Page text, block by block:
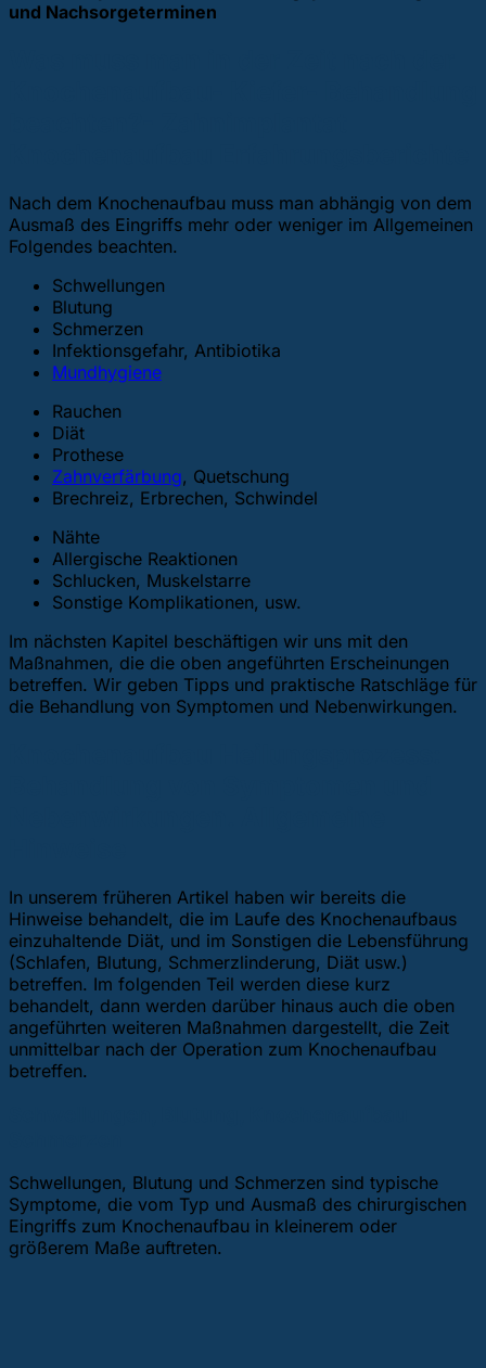
und Nachsorgeterminen
Nach dem Knochenaufbau muss man abhängig von dem
Ausmaß des Eingriffs mehr oder weniger im Allgemeinen
Folgendes beachten.
Schwellungen
Blutung
Schmerzen
Infektionsgefahr, Antibiotika
Mundhygiene
Rauchen
Diät
Prothese
Zahnverfärbung, Quetschung
Brechreiz, Erbrechen, Schwindel
Nähte
Allergische Reaktionen
Schlucken, Muskelstarre
Sonstige Komplikationen, usw.
Im nächsten Kapitel beschäftigen wir uns mit den
Maßnahmen, die die oben angeführten Erscheinungen
betreffen. Wir geben Tipps und praktische Ratschläge für
die Behandlung von Symptomen und Nebenwirkungen.
In unserem früheren Artikel haben wir bereits die
Hinweise behandelt, die im Laufe des Knochenaufbaus
einzuhaltende Diät, und im Sonstigen die Lebensführung
(Schlafen, Blutung, Schmerzlinderung, Diät usw.)
betreffen. Im folgenden Teil werden diese kurz
behandelt, dann werden darüber hinaus auch die oben
angeführten weiteren Maßnahmen dargestellt, die Zeit
unmittelbar nach der Operation zum Knochenaufbau
betreffen.
Schwellungen, Blutung und Schmerzen sind typische
Symptome, die vom Typ und Ausmaß des chirurgischen
Eingriffs zum Knochenaufbau in kleinerem oder
größerem Maße auftreten.